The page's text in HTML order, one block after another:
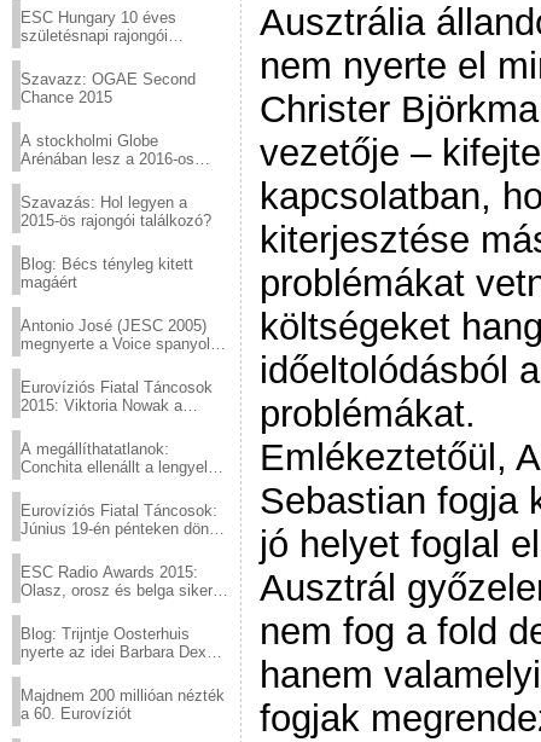
sztárjai a Margitszigeten
ESC Hungary 10 éves
születésnapi rajongói
Szavazz: OGAE Second
Chance 2015
A stockholmi Globe
Arénában lesz a 2016-os
Szavazás: Hol legyen a
2015-ös rajongói találkozó?
Blog: Bécs tényleg kitett
magáért
Antonio José (JESC 2005)
megnyerte a Voice spanyol
Eurovíziós Fiatal Táncosok
2015: Viktoria Nowak a
A megállíthatatlanok:
Conchita ellenállt a lengyel
Eurovíziós Fiatal Táncosok:
Június 19-én pénteken döntő
ESC Radio Awards 2015:
Olasz, orosz és belga siker,
Blog: Trijntje Oosterhuis
nyerte az idei Barbara Dex
Majdnem 200 millióan nézték
a 60. Eurovíziót
Ausztrália
nem nyerte el
Christer
vezetője –
kapcsolatban,
kiterjesztése
problémákat
költségeket
időeltolódásból
problémákat.
Emlékeztetőül,
Sebastian fogja
jó helyet foglal
Ausztrál
nem fog a fold
hanem
fogjak